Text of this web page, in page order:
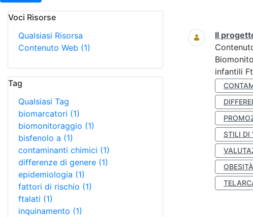
Voci Risorse
Qualsiasi Risorsa
Contenuto Web (1)
Tag
Qualsiasi Tag
biomarcatori (1)
biomonitoraggio (1)
bisfenolo a (1)
contaminanti chimici (1)
differenze di genere (1)
epidemiologia (1)
fattori di rischio (1)
ftalati (1)
inquinamento (1)
Ricerca
Il
infantili
STILI DI